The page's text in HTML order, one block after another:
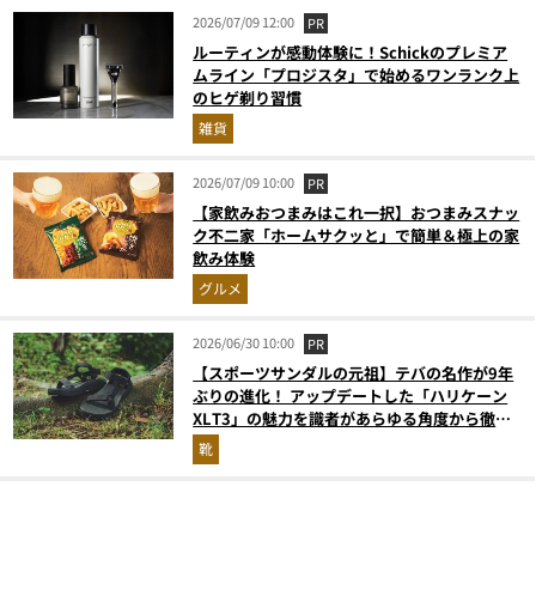
2026/07/09 12:00 PR
ルーティンが感動体験に！Schickのプレミア
ムライン「プロジスタ」で始めるワンランク上
のヒゲ剃り習慣
雑貨
2026/07/09 10:00 PR
【家飲みおつまみはこれ一択】おつまみスナッ
ク不二家「ホームサクッと」で簡単＆極上の家
飲み体験
グルメ
2026/06/30 10:00 PR
【スポーツサンダルの元祖】テバの名作が9年
ぶりの進化！ アップデートした「ハリケーン
XLT3」の魅力を識者があらゆる角度から徹底
解説！
靴